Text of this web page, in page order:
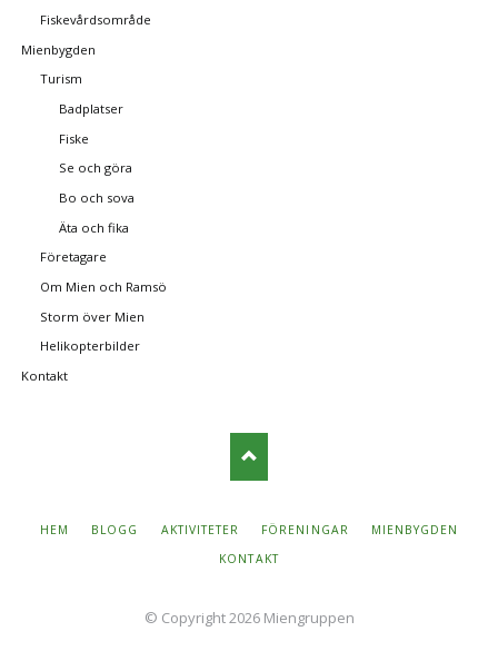
Fiskevårdsområde
Mienbygden
Turism
Badplatser
Fiske
Se och göra
Bo och sova
Äta och fika
Företagare
Om Mien och Ramsö
Storm över Mien
Helikopterbilder
Kontakt
SKIP
HEM BLOGG AKTIVITETER FÖRENINGAR
MIENBYGDEN
KONTAKT
© Copyright 2026 Miengruppen